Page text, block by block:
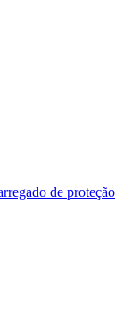
de proteção